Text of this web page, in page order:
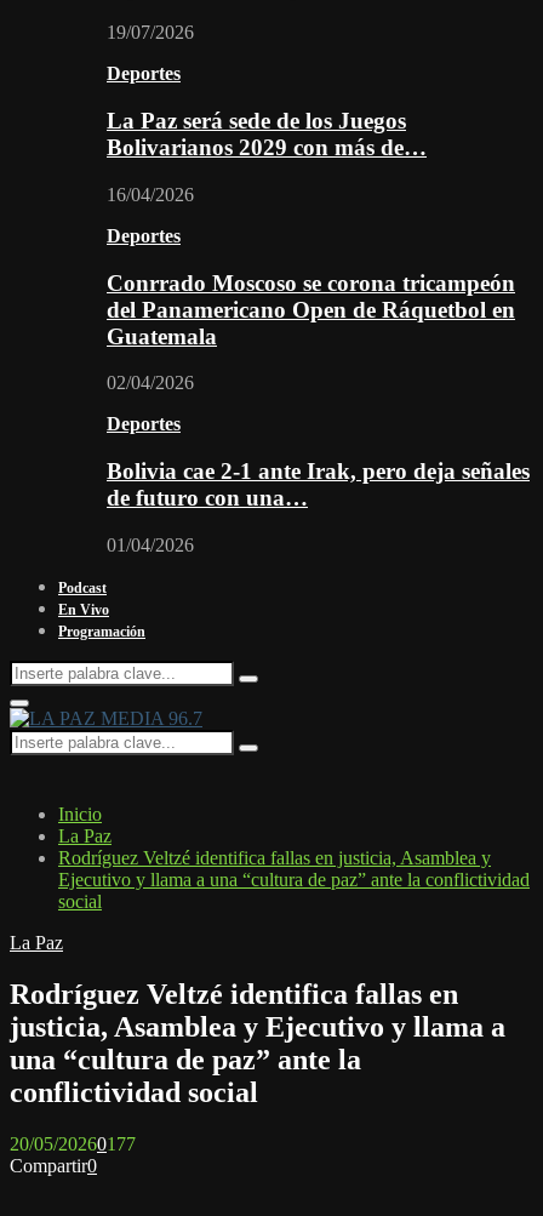
19/07/2026
Deportes
La Paz será sede de los Juegos
Bolivarianos 2029 con más de…
16/04/2026
Deportes
Conrrado Moscoso se corona tricampeón
del Panamericano Open de Ráquetbol en
Guatemala
02/04/2026
Deportes
Bolivia cae 2-1 ante Irak, pero deja señales
de futuro con una…
01/04/2026
Podcast
En Vivo
Programación
Search
for:
Search
Facebook
Twitter
Instagram
Youtube
Email
Twitch
Whatsapp
Primary
Menu
Search
for:
Search
Inicio
La Paz
Rodríguez Veltzé identifica fallas en justicia, Asamblea y
Ejecutivo y llama a una “cultura de paz” ante la conflictividad
social
La Paz
Rodríguez Veltzé identifica fallas en
justicia, Asamblea y Ejecutivo y llama a
una “cultura de paz” ante la
conflictividad social
20/05/20260177
Compartir0